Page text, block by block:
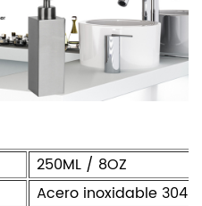
250ML / 8OZ
Acero inoxidable 304